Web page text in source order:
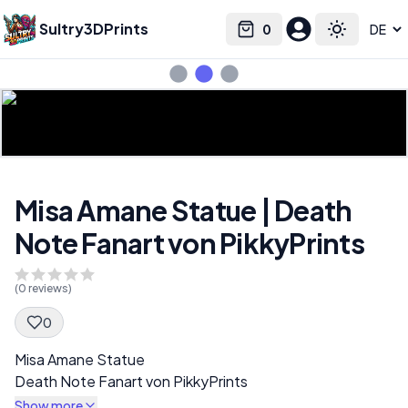
Sultry3DPrints 0
Cart Toggle
Select language
Misa Amane Statue | Death
Note Fanart von PikkyPrints
(0 reviews)
0
Spec Description
Misa Amane Statue
Death Note Fanart von PikkyPrints